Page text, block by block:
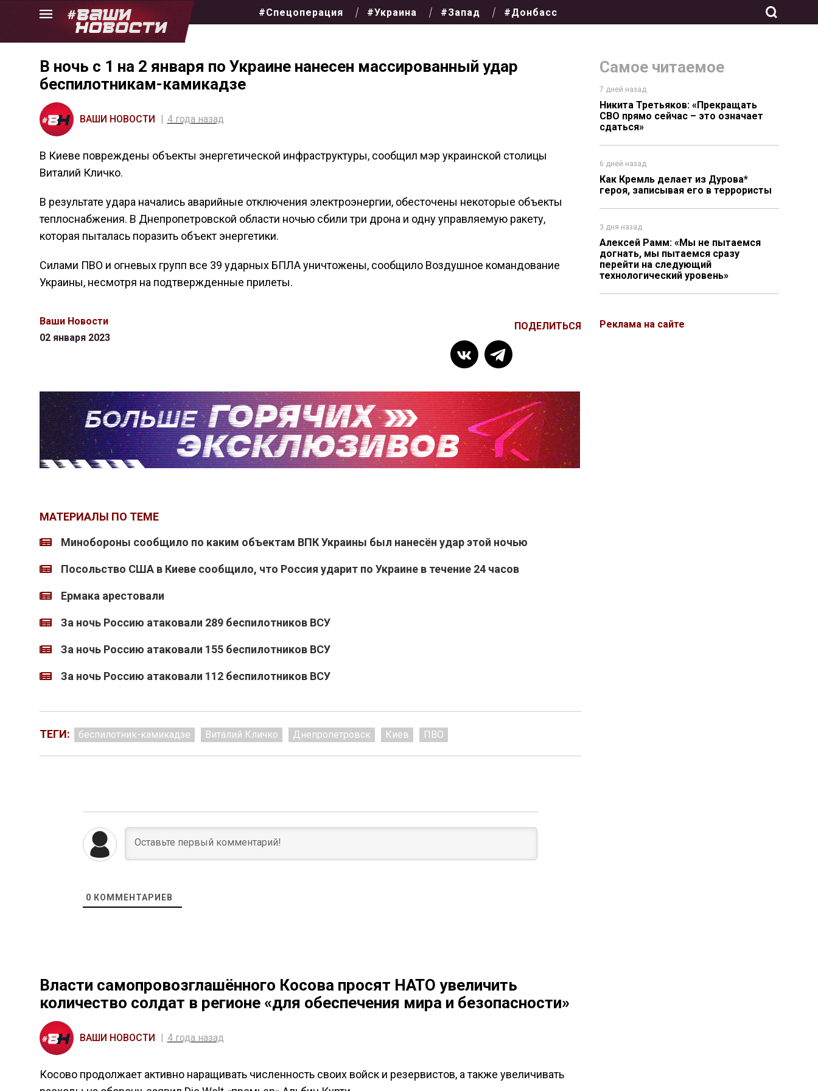
Skip
#Спецоперация #Украина #Запад #Донбасс
Самое читаемое
7 дней назад
Никита Третьяков: «Прекращать
СВО прямо сейчас – это означает
сдаться»
6 дней назад
Как Кремль делает из Дурова*
героя, записывая его в террористы
3 дня назад
Алексей Рамм: «Мы не пытаемся
догнать, мы пытаемся сразу
перейти на следующий
технологический уровень»
Реклама на сайте
В ночь с 1 на 2 января по Украине нанесен массированный удар
беспилотникам-камикадзе
ВАШИ НОВОСТИ 4 года назад
В Киеве повреждены объекты энергетической инфраструктуры, сообщил мэр украинской столицы
Виталий Кличко.
В результате удара начались аварийные отключения электроэнергии, обесточены некоторые объекты
теплоснабжения. В Днепропетровской области ночью сбили три дрона и одну управляемую ракету,
которая пыталась поразить объект энергетики.
Силами ПВО и огневых групп все 39 ударных БПЛА уничтожены, сообщило Воздушное командование
Украины, несмотря на подтвержденные прилеты.
Ваши Новости
02 января 2023
ПОДЕЛИТЬСЯ
МАТЕРИАЛЫ ПО ТЕМЕ
Минобороны сообщило по каким объектам ВПК Украины был нанесён удар этой ночью
Посольство США в Киеве сообщило, что Россия ударит по Украине в течение 24 часов
Ермака арестовали
За ночь Россию атаковали 289 беспилотников ВСУ
За ночь Россию атаковали 155 беспилотников ВСУ
За ночь Россию атаковали 112 беспилотников ВСУ
ТЕГИ: беспилотник-камикадзе Виталий Кличко Днепропетровск Киев ПВО
0 КОММЕНТАРИЕВ
Власти самопровозглашённого Косова просят НАТО увеличить
количество солдат в регионе «для обеспечения мира и безопасности»
ВАШИ НОВОСТИ 4 года назад
Косово продолжает активно наращивать численность своих войск и резервистов, а также увеличивать